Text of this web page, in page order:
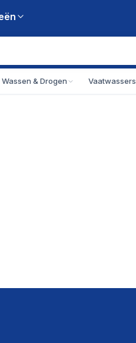
Wassen & Drogen Vaatwassers